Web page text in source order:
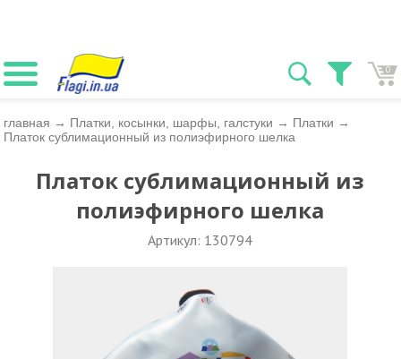
0
главная → Платки, косынки, шарфы, галстуки → Платки →
Платок сублимационный из полиэфирного шелка
Платок сублимационный из
полиэфирного шелка
Артикул: 130794